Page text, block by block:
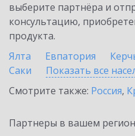
выберите партнёра и
консультацию,
продукта.
Ялта
Евпатория
Саки
Показать все
Смотрите также: Россия,
Партнеры в вашем